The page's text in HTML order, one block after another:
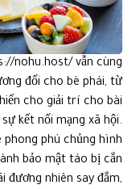
nohu.host/ vẫn cùng
đối cho bè phái, từ
cho giải trí cho bài
kết nối mạng xã hội.
phong phú chủng hình
bảo mật táo bị cắn
đương nhiên say đắm,